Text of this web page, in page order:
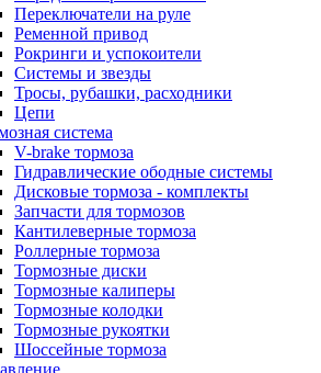
Переключатели на руле
Ременной привод
Рокринги и успокоители
Системы и звезды
Тросы, рубашки, расходники
Цепи
система
V-brake тормоза
Гидравлические ободные системы
Дисковые тормоза - комплекты
Запчасти для тормозов
Кантилеверные тормоза
Роллерные тормоза
Тормозные диски
Тормозные калиперы
Тормозные колодки
Тормозные рукоятки
Шоссейные тормоза